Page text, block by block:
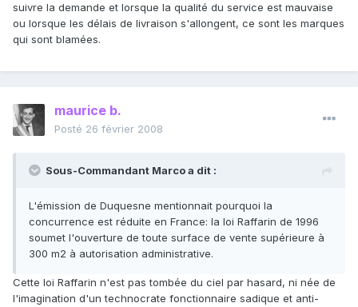
suivre la demande et lorsque la qualité du service est mauvaise
ou lorsque les délais de livraison s'allongent, ce sont les marques
qui sont blamées.
maurice b.
Posté 26 février 2008
Sous-Commandant Marco a dit :
L'émission de Duquesne mentionnait pourquoi la
concurrence est réduite en France: la loi Raffarin de 1996
soumet l'ouverture de toute surface de vente supérieure à
300 m2 à autorisation administrative.
Cette loi Raffarin n'est pas tombée du ciel par hasard, ni née de
l'imagination d'un technocrate fonctionnaire sadique et anti-